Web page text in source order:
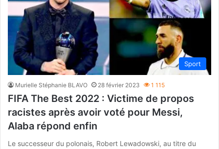
Sport
Murielle Stéphanie BLAVO 28 février 2023 1 115
FIFA The Best 2022 : Victime de propos
racistes après avoir voté pour Messi,
Alaba répond enfin
Le successeur du polonais, Robert Lewadowski, au titre du